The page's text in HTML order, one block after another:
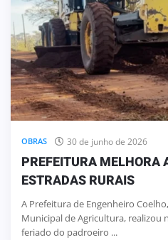
OBRAS 30 de junho de 2026
PREFEITURA MELHORA
ESTRADAS RURAIS
A Prefeitura de Engenheiro
Municipal de Agricultura, realizou
feriado do padroeiro ...